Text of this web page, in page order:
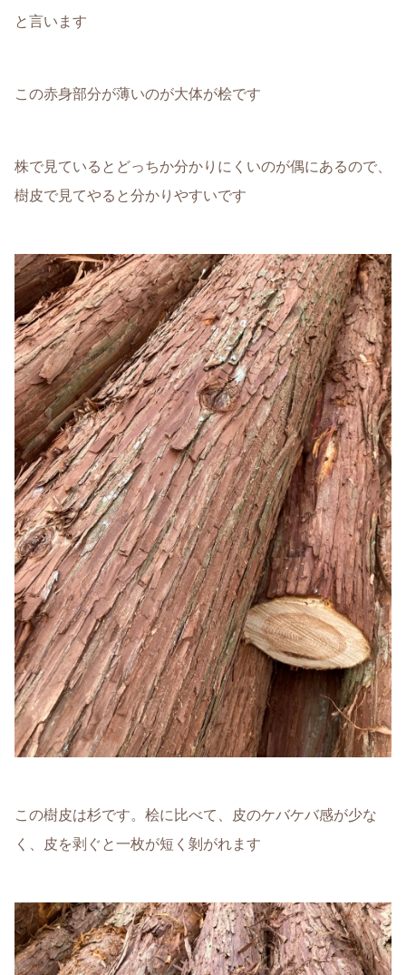
と言います
この赤身部分が薄いのが大体が桧です
株で見ているとどっちか分かりにくいのが偶にあるので、
樹皮で見てやると分かりやすいです
この樹皮は杉です。桧に比べて、皮のケバケバ感が少な
く、皮を剥ぐと一枚が短く剝がれます